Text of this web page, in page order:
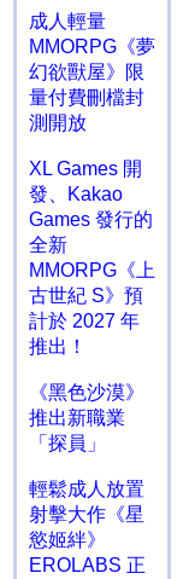
成人輕量
MMORPG《夢
幻欲獸屋》限
量付費刪檔封
測開放
XL Games 開
發、Kakao
Games 發行的
全新
MMORPG《上
古世紀 S》預
計於 2027 年
推出！
《黑色沙漠》
推出新職業
「探員」
輕鬆成人放置
射擊大作《星
慾姬絆》
EROLABS 正